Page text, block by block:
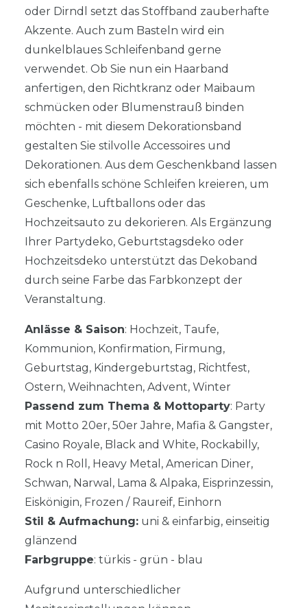
oder Dirndl setzt das Stoffband zauberhafte
Akzente. Auch zum Basteln wird ein
dunkelblaues Schleifenband gerne
verwendet. Ob Sie nun ein Haarband
anfertigen, den Richtkranz oder Maibaum
schmücken oder Blumenstrauß binden
möchten - mit diesem Dekorationsband
gestalten Sie stilvolle Accessoires und
Dekorationen. Aus dem Geschenkband lassen
sich ebenfalls schöne Schleifen kreieren, um
Geschenke, Luftballons oder das
Hochzeitsauto zu dekorieren. Als Ergänzung
Ihrer Partydeko, Geburtstagsdeko oder
Hochzeitsdeko unterstützt das Dekoband
durch seine Farbe das Farbkonzept der
Veranstaltung.
Anlässe & Saison: Hochzeit, Taufe,
Kommunion, Konfirmation, Firmung,
Geburtstag, Kindergeburtstag, Richtfest,
Ostern, Weihnachten, Advent, Winter
Passend zum Thema & Mottoparty: Party
mit Motto 20er, 50er Jahre, Mafia & Gangster,
Casino Royale, Black and White, Rockabilly,
Rock n Roll, Heavy Metal, American Diner,
Schwan, Narwal, Lama & Alpaka, Eisprinzessin,
Eiskönigin, Frozen / Raureif, Einhorn
Stil & Aufmachung: uni & einfarbig, einseitig
glänzend
Farbgruppe: türkis - grün - blau
Aufgrund unterschiedlicher